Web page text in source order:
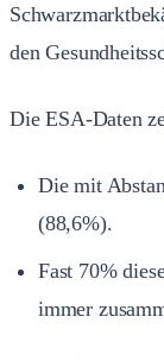
den
Die ESA-Daten
Die mit
(88,6%).
Fast 70%
immer